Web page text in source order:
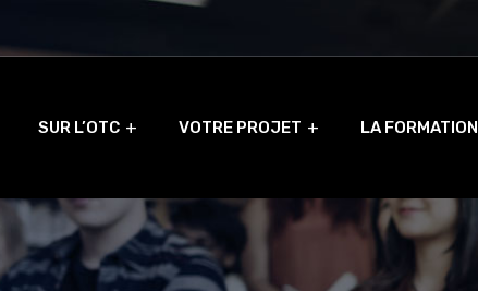
SUR L’OTC VOTRE PROJET LA FORMATION